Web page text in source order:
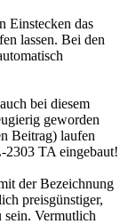
Einstecken das
lassen. Bei den
bei diesem
geworden
Beitrag) laufen
2303 TA eingebaut!
der Bezeichnung
preisgünstiger,
sein. Vermutlich